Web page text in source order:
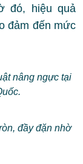
đó, hiệu quả
đảm đến mức
nâng ngực tại
đầy đặn nhờ